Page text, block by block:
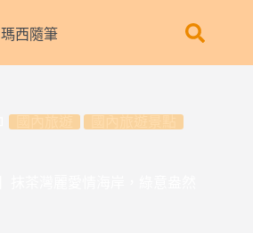
瑪西隨筆